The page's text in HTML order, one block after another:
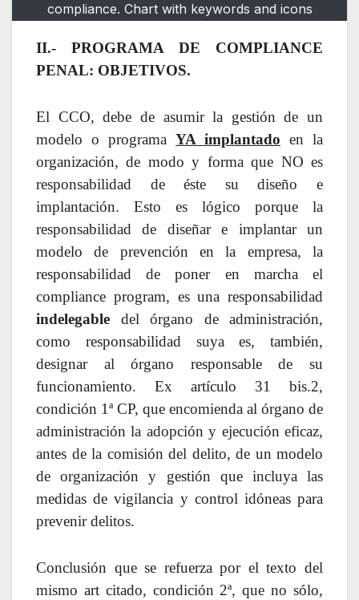
compliance. Chart with keywords and icons
II.- PROGRAMA DE COMPLIANCE
PENAL: OBJETIVOS.
El CCO, debe de asumir la gestión de un
modelo o programa YA implantado en la
organización, de modo y forma que NO es
responsabilidad de éste su diseño e
implantación. Esto es lógico porque la
responsabilidad de diseñar e implantar un
modelo de prevención en la empresa, la
responsabilidad de poner en marcha el
compliance program, es una responsabilidad
indelegable del órgano de administración,
como responsabilidad suya es, también,
designar al órgano responsable de su
funcionamiento. Ex artículo 31 bis.2,
condición 1ª CP, que encomienda al órgano de
administración la adopción y ejecución eficaz,
antes de la comisión del delito, de un modelo
de organización y gestión que incluya las
medidas de vigilancia y control idóneas para
prevenir delitos.
Conclusión que se refuerza por el texto del
mismo art citado, condición 2ª, que no sólo,